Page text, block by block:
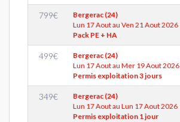
799€
Bergerac (24)
Lun 17 Aout au Ven 21 Aout 2026
Pack PE + HA
499€
Bergerac (24)
Lun 17 Aout au Mer 19 Aout 2026
Permis exploitation 3 jours
349€
Bergerac (24)
Lun 17 Aout au Lun 17 Aout 2026
Permis exploitation 1 jour